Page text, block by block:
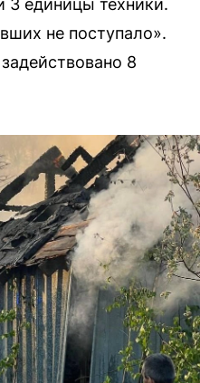
3 единицы техники.
не поступало».
8